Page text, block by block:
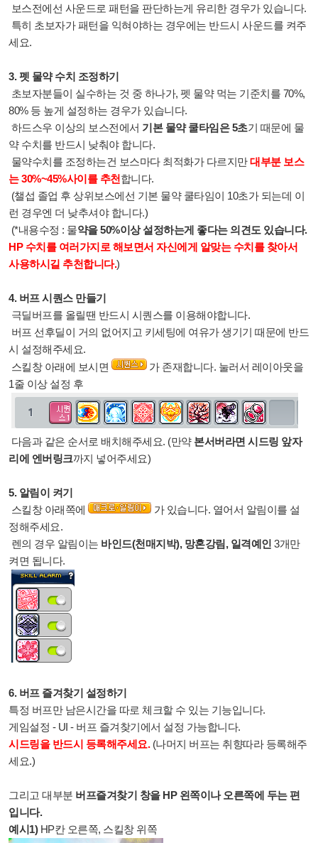
보스전에선 사운드로 패턴을 판단하는게 유리한 경우가 있습니다.
특히 초보자가 패턴을 익혀야하는 경우에는 반드시 사운드를 켜주
세요.
3. 펫 물약 수치 조정하기
초보자분들이 실수하는 것 중 하나가, 펫 물약 먹는 기준치를 70%,
80% 등 높게 설정하는 경우가 있습니다.
하드스우 이상의 보스전에서 기본 물약 쿨타임은 5초기 때문에 물
약 수치를 반드시 낮춰야 합니다.
물약수치를 조정하는건 보스마다 최적화가 다르지만 대부분 보스
는 30%~45%사이를 추천합니다.
(챌섭 졸업 후 상위보스에선 기본 물약 쿨타임이 10초가 되는데 이
런 경우엔 더 낮추셔야 합니다.)
(*내용수정 : 물약을 50%이상 설정하는게 좋다는 의견도 있습니다.
HP 수치를 여러가지로 해보면서 자신에게 알맞는 수치를 찾아서
사용하시길 추천합니다.)
4. 버프 시퀀스 만들기
극딜버프를 올릴땐 반드시 시퀀스를 이용해야합니다.
버프 선후딜이 거의 없어지고 키세팅에 여유가 생기기 때문에 반드
시 설정해주세요.
스킬창 아래에 보시면
가 존재합니다. 눌러서 레이아웃을
1줄 이상 설정 후
다음과 같은 순서로 배치해주세요. (만약 본서버라면 시드링 앞자
리에 엔버링크까지 넣어주세요)
5. 알림이 켜기
스킬창 아래쪽에
가 있습니다. 열어서 알림이를 설
정해주세요.
렌의 경우 알림이는 바인드(천매지박), 망혼강림, 일격예인 3개만
켜면 됩니다.
6. 버프 즐겨찾기 설정하기
특정 버프만 남은시간을 따로 체크할 수 있는 기능입니다.
게임설정 - UI - 버프 즐겨찾기에서 설정 가능합니다.
시드링을 반드시 등록해주세요.(나머지 버프는 취향따라 등록해주
세요.)
그리고 대부분 버프즐겨찾기 창을 HP 왼쪽이나 오른쪽에 두는 편
입니다.
예시1)HP칸 오른쪽, 스킬창 위쪽